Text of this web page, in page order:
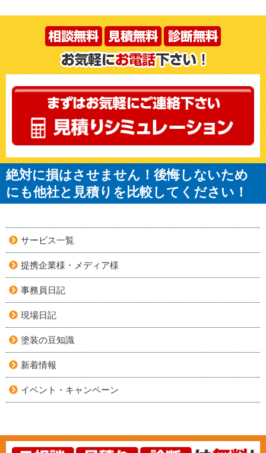
絶対に損はさせません！後悔しないため
にも他社と見積りを比較してください！
サービス一覧
提携企業様・メディア様
事務員日記
現場日記
塗装の豆知識
新着情報
イベント・キャンペーン